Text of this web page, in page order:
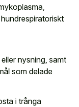
nysning, samt
som delade
i trånga